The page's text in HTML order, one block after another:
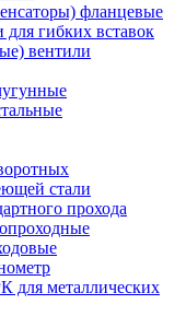
фланцевые
гибких вставок
вентили
стали
прохода
для металлических